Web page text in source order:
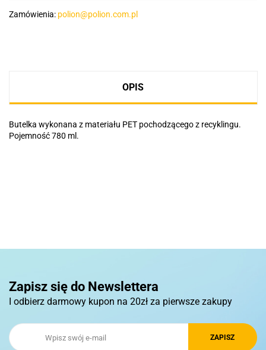
Zamówienia: polion@polion.com.pl
OPIS
Butelka wykonana z materiału PET pochodzącego z recyklingu.
Pojemność 780 ml.
Royal Design
Zapisz się do Newslettera
I odbierz darmowy kupon na 20zł za pierwsze zakupy